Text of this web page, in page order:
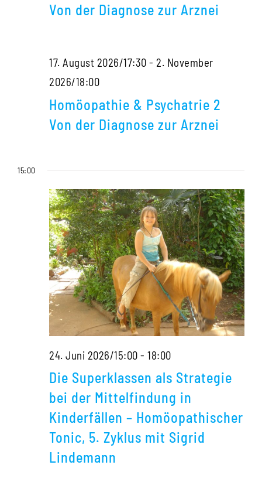
Arznei
Von der Diagnose zur Arznei
Psychatrie
der
zur
Arznei
Homöopathie & Psychatrie 2
Von der Diagnose zur Arznei
17. August 2026/17:30 - 2. November
2026/18:00
&
Psychatrie
Diagnose
zur
Arznei
15:00
Die Superklassen als Strategie
bei der Mittelfindung in
Kinderfällen – Homöopathischer
Tonic, 5. Zyklus mit Sigrid
Lindemann
24. Juni 2026/15:00 - 18:00
Superklassen
als
Strategie
bei